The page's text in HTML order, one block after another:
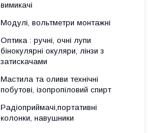
вимикачі
Модулі, вольтметри монтажні
Оптика : ручні, очні лупи
бінокулярні окуляри, лінзи з
затискачами
Мастила та оливи технічні
побутові, ізопропіловий спирт
Радіоприймачі,портативні
колонки, навушники